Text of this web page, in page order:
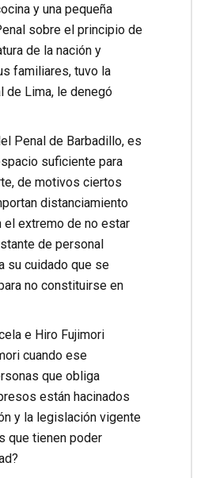
y una pequeña
sobre el principio de
de la nación y
familiares, tuvo la
de Lima, le denegó
Penal de Barbadillo, es
suficiente para
de motivos ciertos
distanciamiento
extremo de no estar
de personal
su cuidado que se
no constituirse en
e Hiro Fujimori
cuando ese
que obliga
están hacinados
y la legislación vigente
que tienen poder